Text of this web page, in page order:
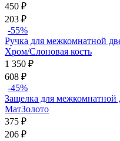
450 ₽
203 ₽
-55%
Ручка для межкомнатной
Хром/Слоновая кость
1 350 ₽
608 ₽
-45%
Защелка для
МатЗолото
375 ₽
206 ₽